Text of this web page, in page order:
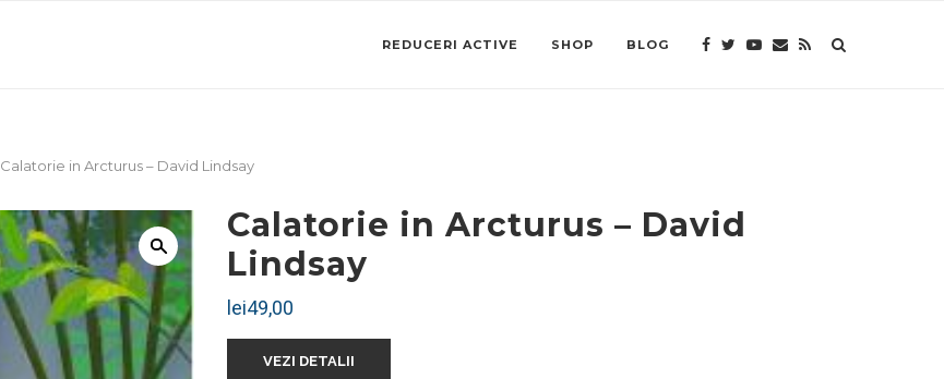
REDUCERI ACTIVE SHOP BLOG
Calatorie in Arcturus – David Lindsay
Calatorie in Arcturus – David
Lindsay
lei49,00
VEZI DETALII